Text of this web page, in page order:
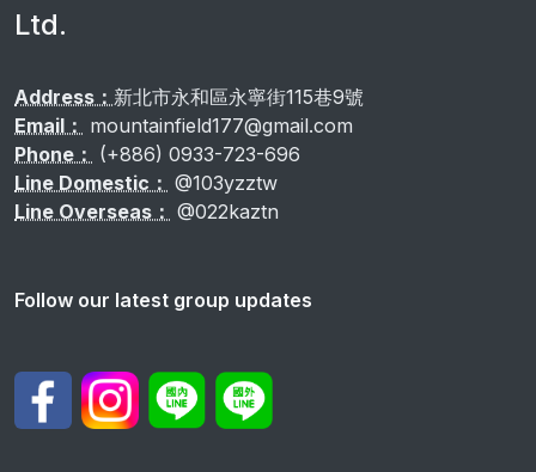
Ltd.
Address： 新北市永和區永寧街115巷9號
Email： mountainfield177@gmail.com
Phone： (+886) 0933-723-696
Line Domestic： @103yzztw
Line Overseas： @022kaztn
Follow our latest group updates